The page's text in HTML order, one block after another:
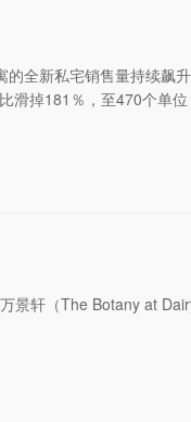
全新私宅销售量持续飙
掉181％，至470个单位
轩（The Botany at